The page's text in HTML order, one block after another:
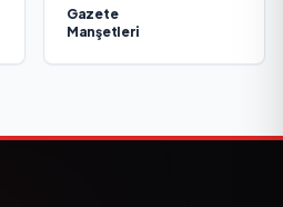
Gazete
Manşetleri